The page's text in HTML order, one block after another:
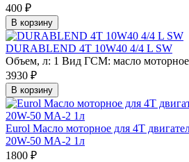
400 ₽
В корзину
DURABLEND 4T 10W40 4/4 L SW
Объем, л: 1 Вид ГСМ: масло моторное
3930 ₽
В корзину
Eurol Масло моторное для 4T
20W-50 MA-2 1л
1800 ₽